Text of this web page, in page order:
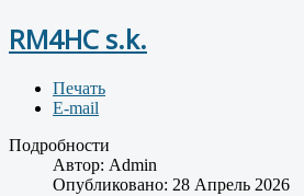
RM4HC s.k.
Печать
E-mail
Подробности
Автор: Admin
Опубликовано: 28 Апрель 2026